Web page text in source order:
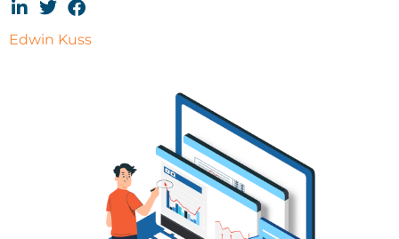
Edwin Kuss